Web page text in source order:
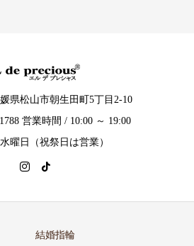
県松山市朝生田町5丁目2-10
営業時間 / 10:00 ～ 19:00
曜日（祝祭日は営業）
結婚指輪